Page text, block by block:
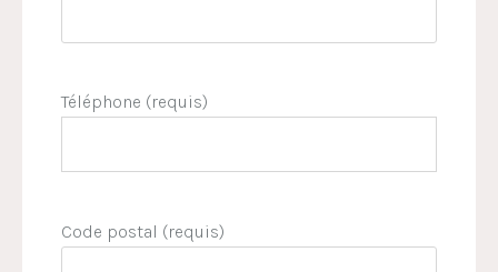
Téléphone (requis)
Code postal (requis)